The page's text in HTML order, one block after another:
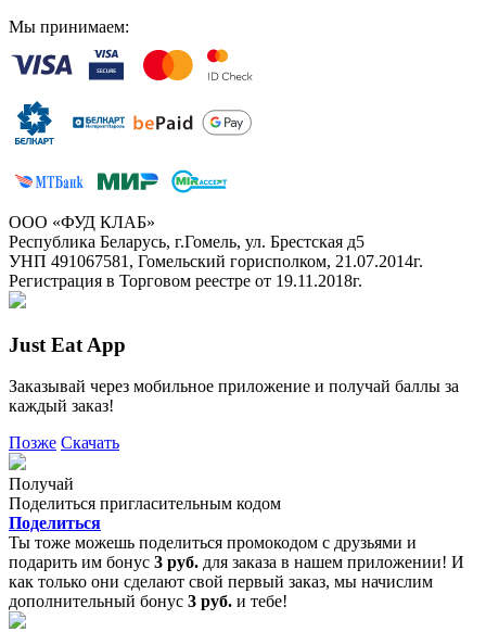
Мы принимаем:
ООО «ФУД КЛАБ»
Республика Беларусь, г.Гомель, ул. Брестская д5
УНП 491067581, Гомельский горисполком, 21.07.2014г.
Регистрация в Торговом реестре от 19.11.2018г.
Just Eat App
Заказывай через мобильное приложение и получай баллы за
каждый заказ!
Позже Скачать
Получай
Поделиться пригласительным кодом
Поделиться
Ты тоже можешь поделиться промокодом с друзьями и
подарить им бонус 3 руб. для заказа в нашем приложении! И
как только они сделают свой первый заказ, мы начислим
дополнительный бонус 3 руб. и тебе!